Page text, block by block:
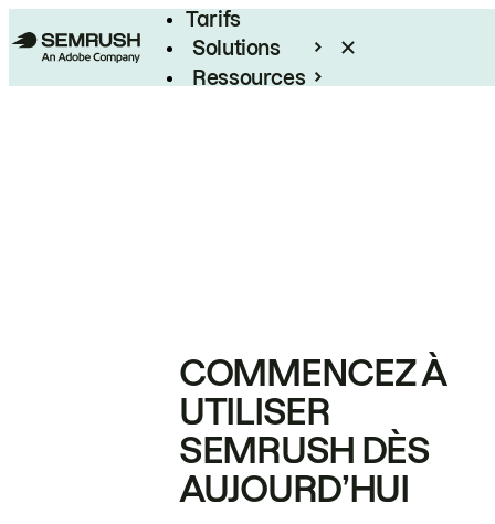
Tarifs
Solutions
Ressources
COMMENCEZ À
UTILISER
SEMRUSH DÈS
AUJOURD’HUI